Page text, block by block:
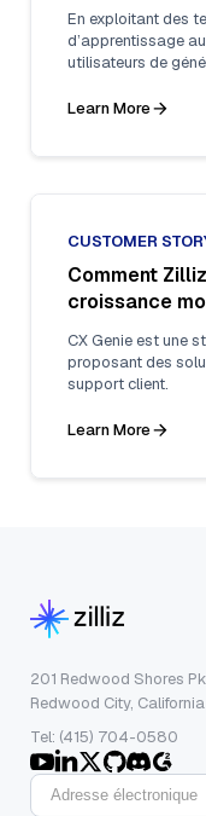
En exploitant des
d’apprentissage
utilisateurs de
textuels.
Learn More
CUSTOMER
Comment
croissance
CX Genie est une
proposant des
support client.
Learn More
201 Redwood Shores
Redwood City,
Tel: (415) 704-0580